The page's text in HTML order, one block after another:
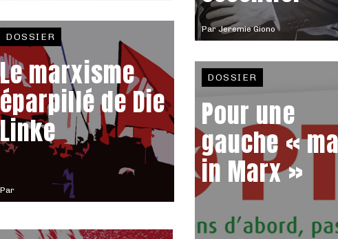
ParJeremie Giono
Par
DOSSIER
Le marxisme
éparpillé de Die
Linke
DOSSIER
Pour une
gauche «
in Marx »